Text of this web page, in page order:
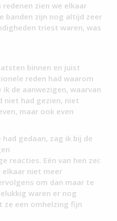
zien we elkaar
banden zijn nog altijd zeer
triest waren, was
binnen en juist
reden had waarom
de aanwezigen, waarvan
niet had gezien, niet
maar ook even
gedaan, zag ik bij de
reacties. Eén van hen zei:
elkaar niet meer
om dan maar te
waren er nog
ze een omhelzing fijn